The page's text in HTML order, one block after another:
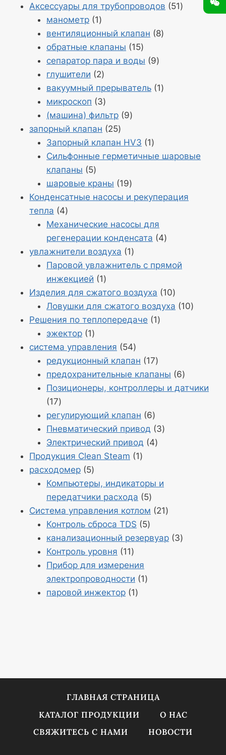
12
Аксессуары для трубопроводов 51Продукт
манометр 1Продукт
1
вентиляционный клапан 8Продукция
обратные клапаны 15Продукция
15
сепаратор пара и воды 9Продукция
глушители 2Продукция
2
вакуумный прерыватель 1Продукт
микроскоп 3Продукция
3
(машина) фильтр 9Продукция
запорный клапан 25Продукция
25
Запорный клапан HV3 1Продукт
1
Сильфонные герметичные шаровые
клапаны
5Продукция
5
шаровые краны 19Продукция
19
Конденсатные насосы и рекуперация
тепла
4Продукция
4
Механические насосы для
регенерации конденсата
4Продукция
увлажнители воздуха 1Продукт
1
Паровой увлажнитель с прямой
инжекцией
1Продукт
1
Изделия для сжатого воздуха 10Продукция
10
Ловушки для сжатого воздуха 10
Решения по теплопередаче 1Продукт
эжектор 1Продукт
1
система управления 54Продукция
54
редукционный клапан 17Продукция
17
предохранительные клапаны 6
6
Позиционеры, контроллеры и датчики
17Продукция
17
регулирующий клапан 6Продукция
6
Пневматический привод 3Продукция
Электрический привод 4Продукция
Продукция Clean Steam 1Продукт
расходомер 5Продукция
5
Компьютеры, индикаторы и
передатчики расхода
5Продукция
5
Система управления котлом 21Продукт
Контроль сброса TDS 5Продукция
5
канализационный резервуар 3Продукция
Контроль уровня 11Продукция
11
Прибор для измерения
электропроводности
1Продукт
паровой инжектор 1Продукт
ГЛАВНАЯ СТРАНИЦА
КАТАЛОГ ПРОДУКЦИИ
О НАС
СВЯЖИТЕСЬ С НАМИ
НОВОСТИ